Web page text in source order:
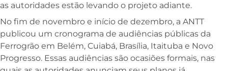
as autoridades estão levando o projeto adiante.
No fim de novembro e início de dezembro, a ANTT
publicou um cronograma de audiências públicas da
Ferrogrão em Belém, Cuiabá, Brasília, Itaituba e Novo
Progresso. Essas audiências são ocasiões formais, nas